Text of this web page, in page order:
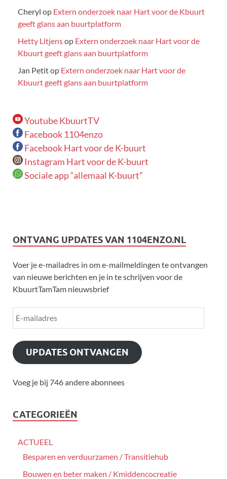
Cheryl op Extern onderzoek naar Hart voor de Kbuurt
geeft glans aan buurtplatform
Hetty Litjensop Extern onderzoek naar Hart voor de
Kbuurt geeft glans aan buurtplatform
Jan Petitop Extern onderzoek naar Hart voor de
Kbuurt geeft glans aan buurtplatform
Youtube KbuurtTV
Facebook 1104enzo
Facebook Hart voor de K-buurt
Instagram Hart voor de K-buurt
Sociale app “allemaal K-buurt”
ONTVANG UPDATES VAN 1104ENZO.NL
Voer je e-mailadres in om e-mailmeldingen te ontvangen
van nieuwe berichten en je in te schrijven voor de
KbuurtTamTam nieuwsbrief
UPDATES ONTVANGEN
Voeg je bij 746 andere abonnees
CATEGORIEËN
ACTUEEL
Besparen en verduurzamen / Transitiehub
Bouwen en beter maken / Kmiddencocreatie